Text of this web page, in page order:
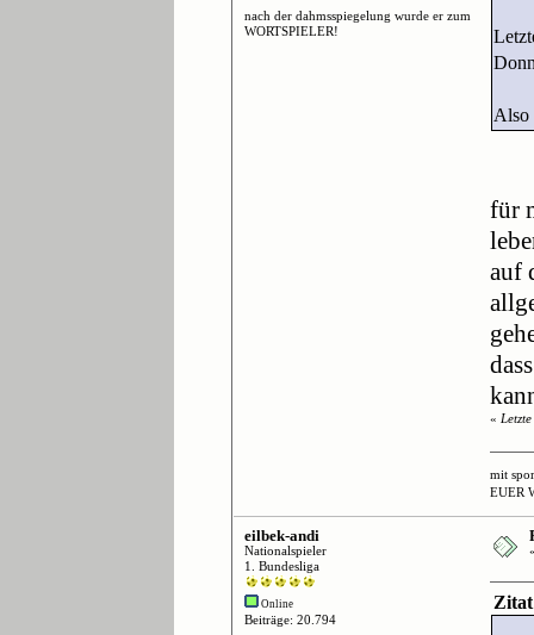
nach der dahmsspiegelung wurde er zum
WORTSPIELER!
Also
für
auf
«
mit
EUER
eilbek-andi
Nationalspieler
1. Bundesliga
Online
Beiträge: 20.794